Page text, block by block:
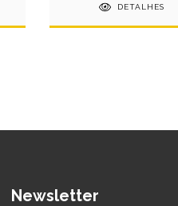
DETALHES
Newsletter